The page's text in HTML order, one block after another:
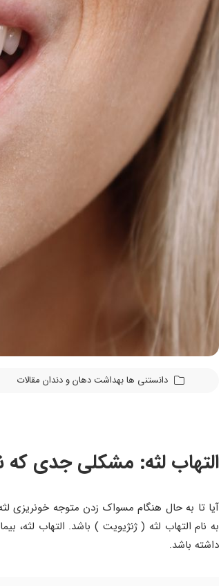
دانستنی هابهداشت دهان و دندان مقالات
التهاب لثه: مشکلی جدی که
آیا تا به حال هنگام مسواک زدن متوجه خونریزی
به نام التهاب لثه ( ژنژیویت ) باشد. التهاب
داشته باشد.